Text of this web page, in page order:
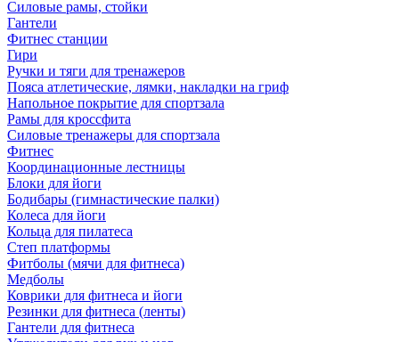
Силовые рамы, стойки
Гантели
Фитнес станции
Гири
Ручки и тяги для тренажеров
Пояса атлетические, лямки, накладки на гриф
Напольное покрытие для спортзала
Рамы для кроссфита
Силовые тренажеры для спортзала
Фитнес
Координационные лестницы
Блоки для йоги
Бодибары (гимнастические палки)
Колеса для йоги
Кольца для пилатеса
Степ платформы
Фитболы (мячи для фитнеса)
Медболы
Коврики для фитнеса и йоги
Резинки для фитнеса (ленты)
Гантели для фитнеса